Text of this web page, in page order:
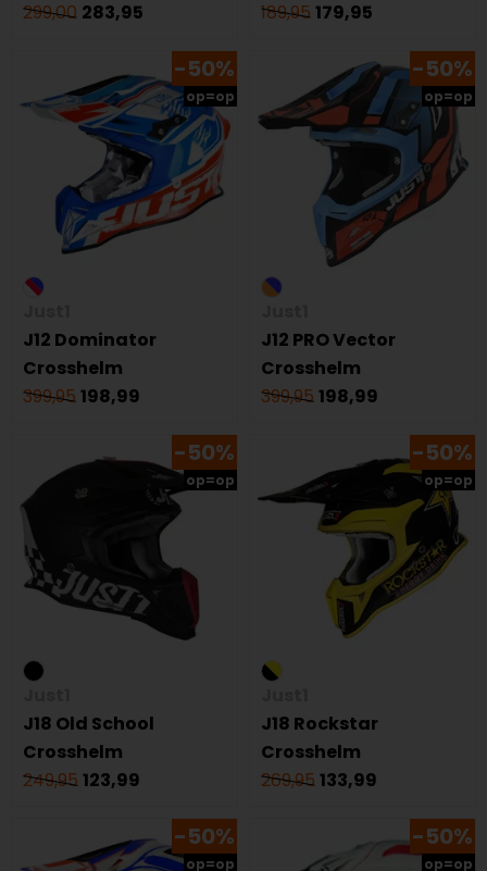
299,00 283,95 189,95 179,95
-50%
op=op
J12 Dominator
Crosshelm
399,95198,99
-50%
op=op
J12 PRO Vector
Crosshelm
399,95198,99
-50%
op=op
J18 Old School
Crosshelm
249,95123,99
-50%
op=op
J18 Rockstar
Crosshelm
269,95133,99
-50%
op=op
-50%
op=op